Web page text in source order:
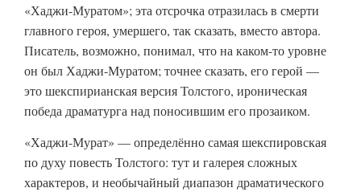
«Хаджи-Муратом»; эта отсрочка отразилась в смерти
главного героя, умершего, так сказать, вместо автора.
Писатель, возможно, понимал, что на каком-то уровне
он был Хаджи-Муратом; точнее сказать, его герой —
это шекспирианская версия Толстого, ироническая
победа драматурга над поносившим его прозаиком.
«Хаджи-Мурат» — определённо самая шекспировская
по духу повесть Толстого: тут и галерея сложных
характеров, и необычайный диапазон драматического